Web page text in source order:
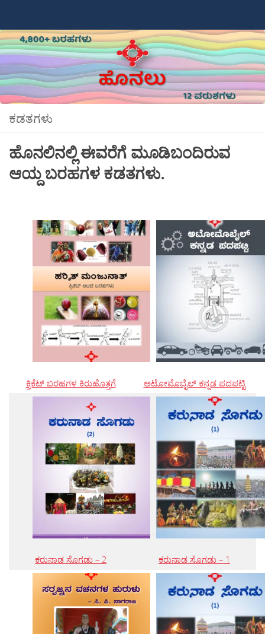
ಕಡತಗಳು
ಹೊನಲಿನಲ್ಲಿ ಈವರೆಗೆ ಮೂಡಿಬಂದಿರುವ
ಆಯ್ದ ಬರಹಗಳ ಕಡತಗಳು.
ಕ್ರಿಕೆಟ್ ಬರಹಗಳ ಕಿರುಹೊತ್ತಗೆ ಅಟೋಮೊಬೈಲ್ ಕನ್ನಡ ಪದಪಟ್ಟಿ
ಕರುನಾಡ ಸೊಗಡು – 2 ಕರುನಾಡ ಸೊಗಡು – 1